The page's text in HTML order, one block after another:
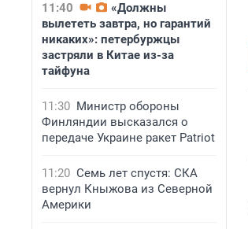
11:40
«Должны
вылететь завтра, но гарантий
никаких»: петербуржцы
застряли в Китае из-за
тайфуна
11:30 Министр обороны
Финляндии высказался о
передаче Украине ракет Patriot
11:20 Семь лет спустя: СКА
вернул Кныжова из Северной
Америки